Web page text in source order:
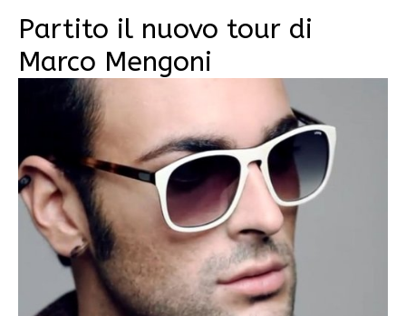
Partito il nuovo tour di
Marco Mengoni